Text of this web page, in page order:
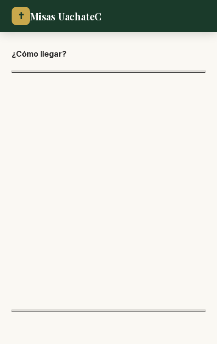
✝ Misas UachateC
¿Cómo llegar?